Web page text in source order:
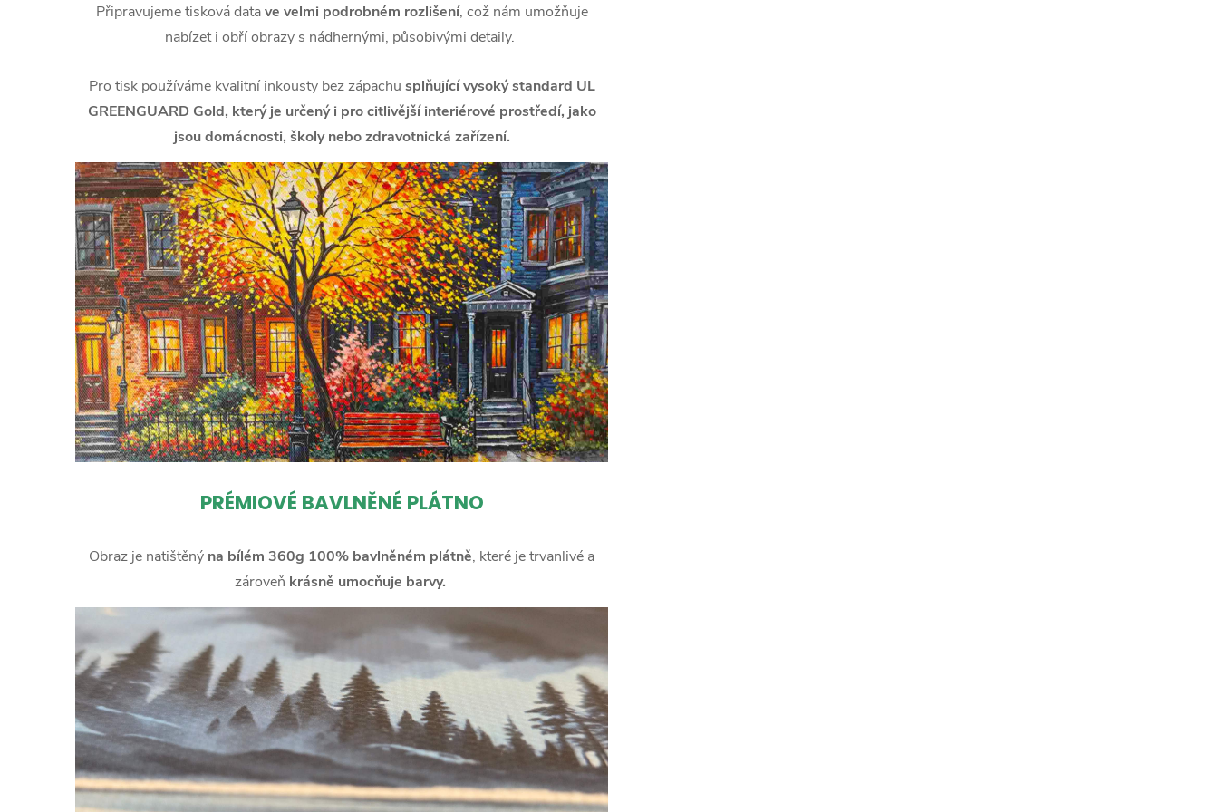
Připravujeme tisková datave velmi podrobném rozlišení, což nám umožňuje
nabízet i obří obrazy s nádhernými, působivými detaily.
Pro tisk používáme kvalitní inkousty bez zápachu splňující vysoký standard UL
GREENGUARD Gold, který je určený i pro citlivější interiérové prostředí, jako
jsou domácnosti, školy nebo zdravotnická zařízení.
PRÉMIOVÉ BAVLNĚNÉ PLÁTNO
Obraz je natištěný na bílém 360g 100% bavlněném plátně, které je trvanlivé a
zároveň krásně umocňuje barvy.